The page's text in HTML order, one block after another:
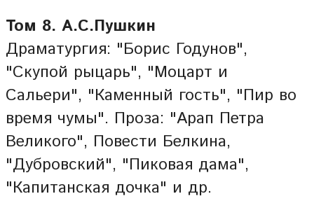
Том 8. А.С.Пушкин
Драматургия: "Борис Годунов",
"Скупой рыцарь", "Моцарт и
Сальери", "Каменный гость", "Пир во
время чумы". Проза: "Арап Петра
Великого", Повести Белкина,
"Дубровский", "Пиковая дама",
"Капитанская дочка" и др.